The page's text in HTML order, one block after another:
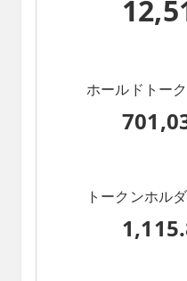
ホールドトー
トークンホル